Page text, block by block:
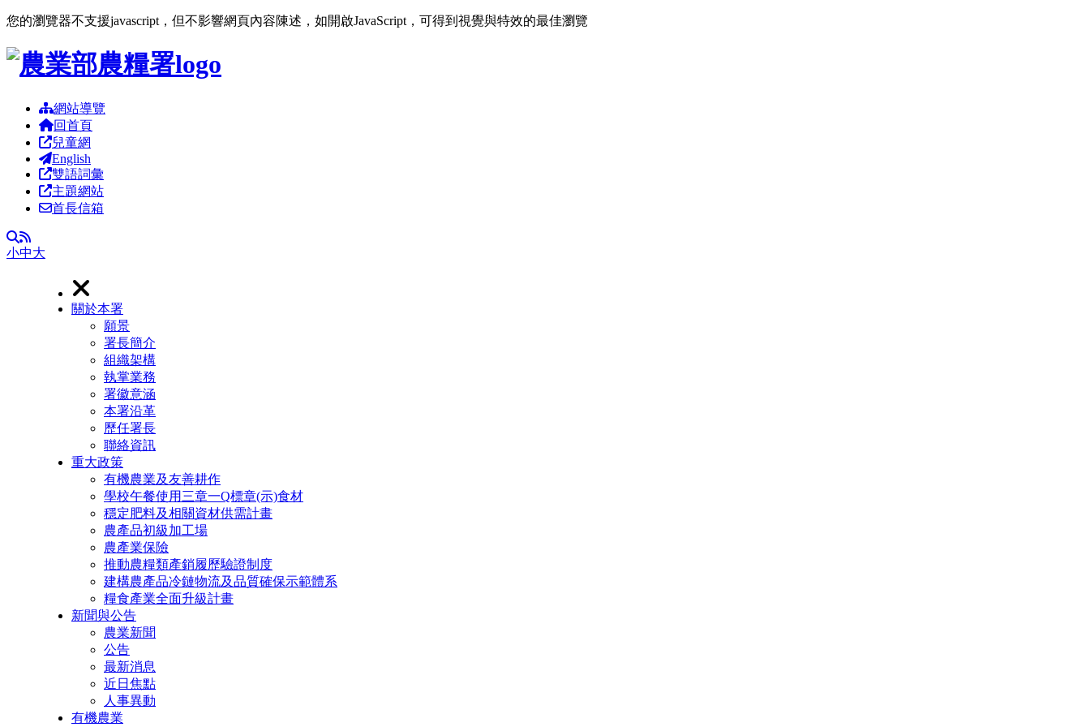
您的瀏覽器不支援javascript，但不影響網頁內容陳述，如開啟JavaScript，可得到視覺與特效的最佳瀏覽
跳到主要內容區塊
網站導覽
回首頁
兒童網
English
雙語詞彙
主題網站
首長信箱
全文檢索
RSS
小中大
關於本署
願景
署長簡介
組織架構
執掌業務
署徽意涵
本署沿革
歷任署長
聯絡資訊
重大政策
有機農業及友善耕作
學校午餐使用三章一Q標章(示)食材
穩定肥料及相關資材供需計畫
農產品初級加工場
農產業保險
推動農糧類產銷履歷驗證制度
建構農產品冷鏈物流及品質確保示範體系
糧食產業全面升級計畫
新聞與公告
農業新聞
公告
最新消息
近日焦點
人事異動
有機農業